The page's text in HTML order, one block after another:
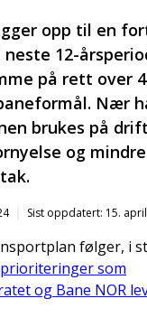
opp til en
12-
på rett over
Nær
brukes på
og mindre
Sist oppdatert: 15.
følger, i
som
og Bane NOR